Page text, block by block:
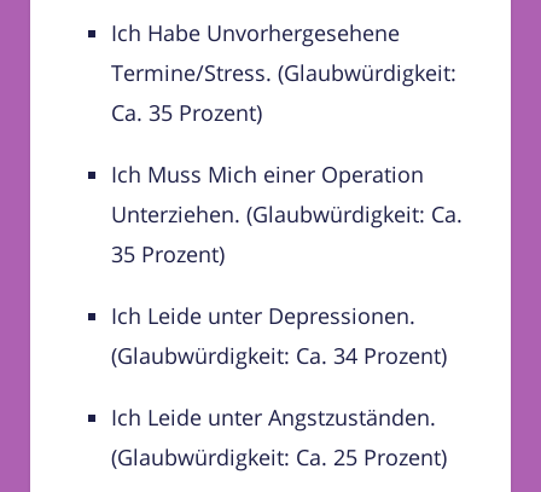
Ich Habe Unvorhergesehene
Termine/Stress. (Glaubwürdigkeit:
Ca. 35 Prozent)
Ich Muss Mich einer Operation
Unterziehen. (Glaubwürdigkeit: Ca.
35 Prozent)
Ich Leide unter Depressionen.
(Glaubwürdigkeit: Ca. 34 Prozent)
Ich Leide unter Angstzuständen.
(Glaubwürdigkeit: Ca. 25 Prozent)